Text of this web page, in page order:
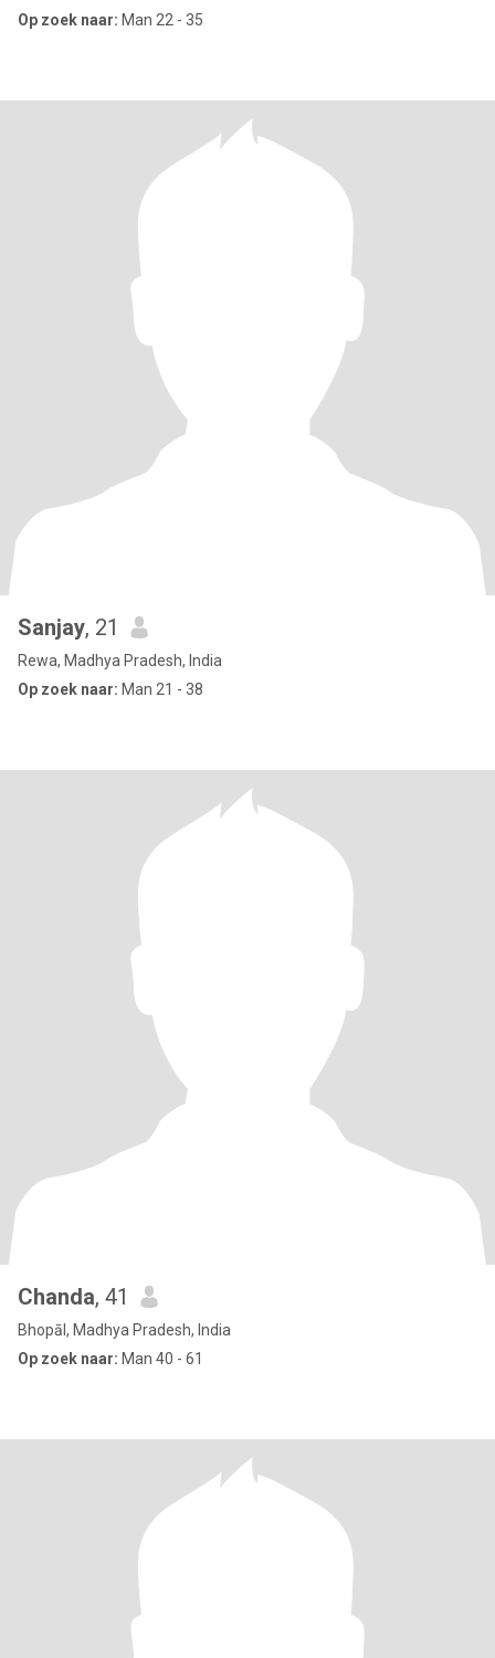
Op zoek naar: Man 22 - 35
Sanjay, 21
Rewa, Madhya Pradesh, India
Op zoek naar: Man 21 - 38
Chanda, 41
Bhopāl, Madhya Pradesh, India
Op zoek naar: Man 40 - 61